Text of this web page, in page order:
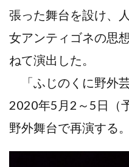
張った舞台を設け、
女アンティゴネの思
ねて演出した。
「ふじのくに野外
2020年5月2～5日（
野外舞台で再演する。